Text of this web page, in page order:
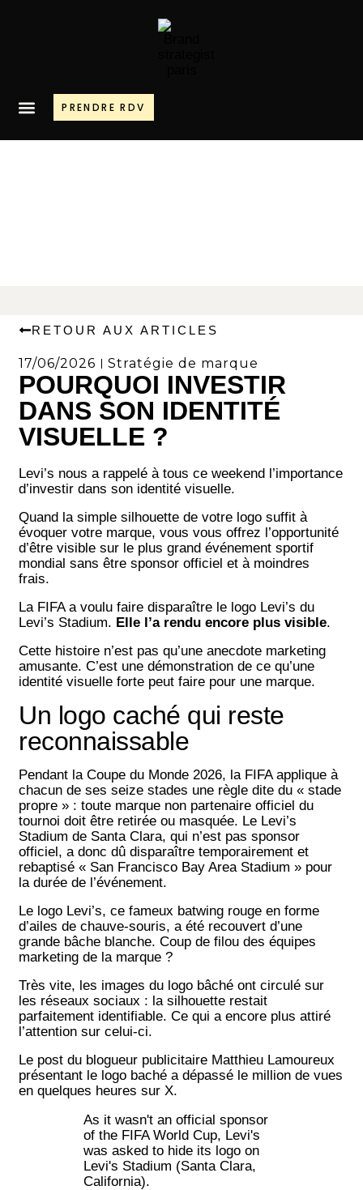
PRENDRE RDV
RETOUR AUX ARTICLES
17/06/2026 Stratégie de marque
POURQUOI INVESTIR
DANS SON IDENTITÉ
VISUELLE ?
Levi’s nous a rappelé à tous ce weekend l’importance
d’investir dans son identité visuelle.
Quand la simple silhouette de votre logo suffit à
évoquer votre marque, vous vous offrez l’opportunité
d’être visible sur le plus grand événement sportif
mondial sans être sponsor officiel et à moindres
frais.
La FIFA a voulu faire disparaître le logo Levi’s du
Levi’s Stadium. Elle l’a rendu encore plus visible.
Cette histoire n’est pas qu’une anecdote marketing
amusante. C’est une démonstration de ce qu’une
identité visuelle forte peut faire pour une marque.
Un logo caché qui reste
reconnaissable
Pendant la Coupe du Monde 2026, la FIFA applique à
chacun de ses seize stades une règle dite du « stade
propre » : toute marque non partenaire officiel du
tournoi doit être retirée ou masquée. Le Levi’s
Stadium de Santa Clara, qui n’est pas sponsor
officiel, a donc dû disparaître temporairement et
rebaptisé « San Francisco Bay Area Stadium » pour
la durée de l’événement.
Le logo Levi’s, ce fameux batwing rouge en forme
d’ailes de chauve-souris, a été recouvert d’une
grande bâche blanche. Coup de filou des équipes
marketing de la marque ?
Très vite, les images du logo bâché ont circulé sur
les réseaux sociaux : la silhouette restait
parfaitement identifiable. Ce qui a encore plus attiré
l’attention sur celui-ci.
Le post du blogueur publicitaire Matthieu Lamoureux
présentant le logo baché a dépassé le million de vues
en quelques heures sur X.
As it wasn't an official sponsor
of the FIFA World Cup, Levi's
was asked to hide its logo on
Levi's Stadium (Santa Clara,
California).